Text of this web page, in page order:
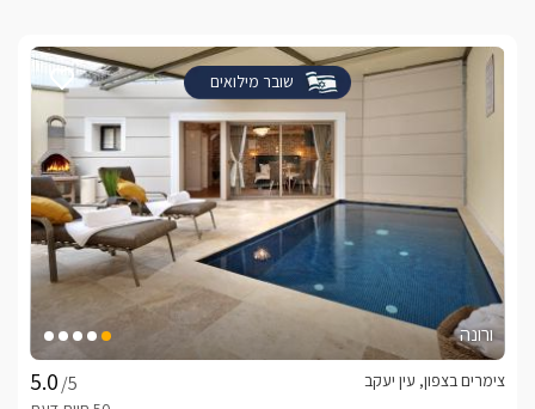
שובר מילואים
ורונה
/5
צימרים בצפון, עין יעקב